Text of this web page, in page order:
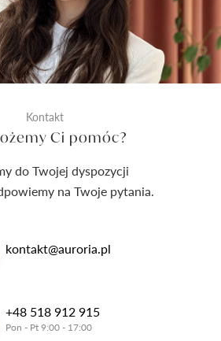
Kontakt
Ci pomóc?
do Twojej dyspozycji
na Twoje pytania.
kontakt@auroria.pl
+48 518 912 915
Pon - Pt 9:00 - 17:00